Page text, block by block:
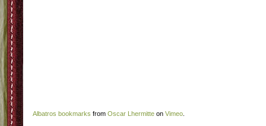
Albatros bookmarks from Oscar Lhermitte on Vimeo